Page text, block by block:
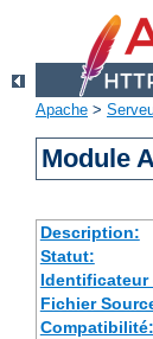
Apache >
Module
Description:
Statut:
Identificateur
Fichier
Compatibilité: